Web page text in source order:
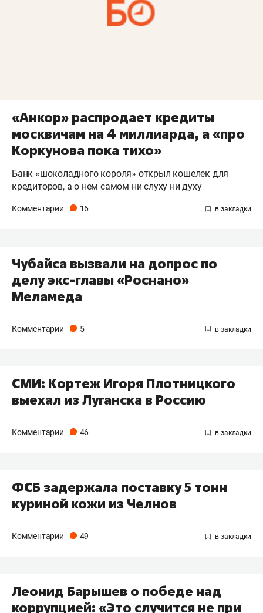
«Анкор» распродает кредиты
москвичам на 4 миллиарда, а «про
Коркунова пока тихо»
Банк «шоколадного короля» открыл кошелек для
кредиторов, а о нем самом ни слуху ни духу
Комментарии 16
Чубайса вызвали на допрос по
делу экс-главы «Роснано»
Меламеда
Комментарии 5
СМИ: Кортеж Игоря Плотницкого
выехал из Луганска в Россию
Комментарии 46
ФСБ задержала поставку 5 тонн
куриной кожи из Челнов
Комментарии 49
Леонид Барышев о победе над
коррупцией: «Это случится не при